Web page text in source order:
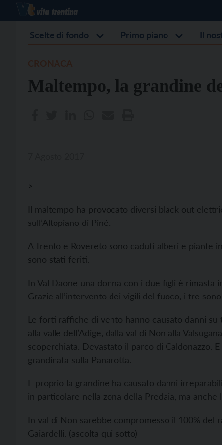
Scelte di fondo Primo piano Il
Maltempo, la grandine
>
Il maltempo ha provocato diversi black out
sull’Altopiano di Piné.
A Trento e Rovereto sono caduti alberi e piante
sono stati feriti.
In Val Daone una donna con i due figli è rimasta
Grazie all’intervento dei vigili del fuoco, i tre
Le forti raffiche di vento hanno causato danni
alla valle dell’Adige, dalla val di Non alla
scoperchiata. Devastato il parco di Caldonazzo.
grandinata sulla Panarotta.
E proprio la grandine ha causato danni
in particolare nella zona della Predaia, ma
In val di Non sarebbe compromesso il 100% del
Gaiardelli. (ascolta qui sotto)